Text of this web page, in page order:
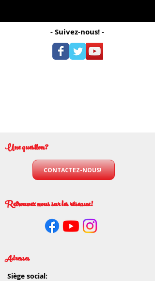
- Suivez-nous! -
Une question?
CONTACTEZ-NOUS!
Retrouvez nous sur les réseaux!
Adresses
Siège social: